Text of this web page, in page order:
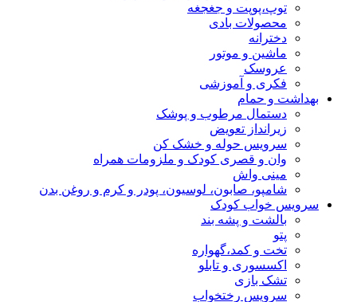
توپ،پوپت و جغجغه
محصولات بادی
دخترانه
ماشین و موتور
عروسک
فکری و آموزشی
بهداشت و حمام
دستمال مرطوب و پوشک
زیرانداز تعویض
سرویس حوله و خشک کن
وان و قصری کودک و ملزومات همراه
مینی واش
شامپو، صابون، لوسیون، پودر و کرم و روغن بدن
سرویس خواب کودک
بالشت و پشه بند
پتو
تخت و کمد،گهواره
اکسسوری و تابلو
تشک بازی
سرویس رختخواب